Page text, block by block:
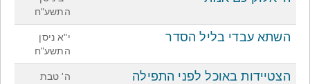
התשע"ח
השתא עבדי בליל הסדר
י"א ניסן
התשע"ח
הצטיידות באוכל לפני התפילה
ה' טבת